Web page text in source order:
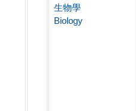
生物學
Biology